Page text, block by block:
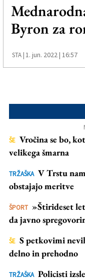
Byron za
STA |1. jun. 2022 | 16:57
ŠE Vročina se bo,
velikega šmarna
TRŽAŠKA V Trstu
obstajajo meritve
ŠPORT »Štirideset
da javno
ŠE S petkovimi
delno in prehodno
TRŽAŠKA Policisti